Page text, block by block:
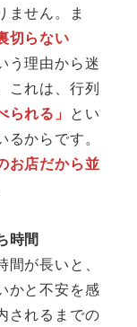
ません。ま
切らない
う理由から迷
これは、行列
られる」 とい
からです。
お店だから並
時間
が長いと、
かと不安を感
されるまでの